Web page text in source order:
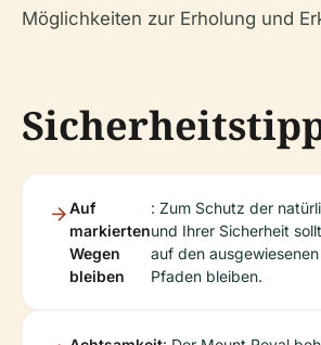
Möglichkeiten zur Erholung und
Auf
markierten
Wegen
bleiben
: Zum Schutz der
und Ihrer Sicherheit
auf den
Pfaden bleiben.